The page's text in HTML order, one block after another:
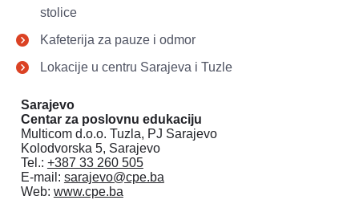
stolice
Kafeterija za pauze i odmor
Lokacije u centru Sarajeva i Tuzle
Sarajevo
Centar za poslovnu edukaciju
Multicom d.o.o. Tuzla, PJ Sarajevo
Kolodvorska 5, Sarajevo
Tel.: +387 33 260 505
E-mail: sarajevo@cpe.ba
Web: www.cpe.ba